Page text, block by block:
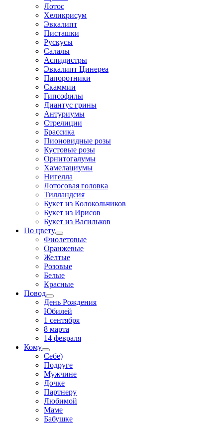
Лотос
Хеликрисум
Эвкалипт
Писташки
Рускусы
Салалы
Аспидистры
Эвкалипт Цинереа
Папоротники
Скаммии
Гипсофилы
Диантус грины
Антуриумы
Стрелиции
Брассика
Пионовидные розы
Кустовые розы
Орнитогалумы
Хамелациумы
Нигелла
Лотосовая головка
Тилландсия
Букет из Колокольчиков
Букет из Ирисов
Букет из Васильков
По цвету
Фиолетовые
Оранжевые
Желтые
Розовые
Белые
Красные
Повод
День Рождения
Юбилей
1 сентября
8 марта
14 февраля
Кому
Себе)
Подруге
Мужчине
Дочке
Партнеру
Любимой
Маме
Бабушке